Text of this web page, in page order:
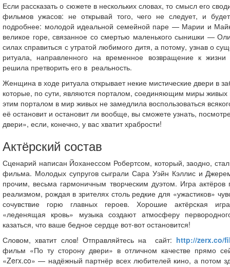
Если рассказать о сюжете в нескольких словах, то смысл его
фильмов ужасов: не открывай того, чего не следует, и
подробнее: молодой идеальной семейной паре — Марии и
великое горе, связанное со смертью маленького сынишки —
силах справиться с утратой любимого дитя, а потому, узнав о
ритуала, направленного на временное возвращение к
решила претворить его в реальность.
Женщина в ходе ритуала открывает некие мистические двери в
которые, по сути, являются порталом, соединяющим миры живых
этим порталом в мир живых не замедлила воспользоваться
её остановит и остановит ли вообще, вы сможете узнать,
двери», если, конечно, у вас хватит храбрости!
Актёрский состав
Сценарий написан Йоханессом Робертсом, который, заодно,
фильма. Молодых супругов сыграли Сара Уэйн Кэллис и
прочим, весьма гармоничным творческим дуэтом. Игра актёров
реализмом, рождая в зрителях столь редкие для «ужастиков»
сочувствие горю главных героев. Хорошие актёрская
«леденящая кровь» музыка создают атмосферу
казаться, что ваше бедное сердце вот-вот остановится!
Словом, хватит слов! Отправляйтесь на сайт: http://zerx.co/
фильм «По ту сторону двери» в отличном качестве прямо
«Zerx.co» — надёжный партнёр всех любителей кино, а потом